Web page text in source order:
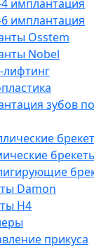
имплантация
имплантация
Osstem
Nobel
лифтинг
зубов
Damon
H4
прикуса